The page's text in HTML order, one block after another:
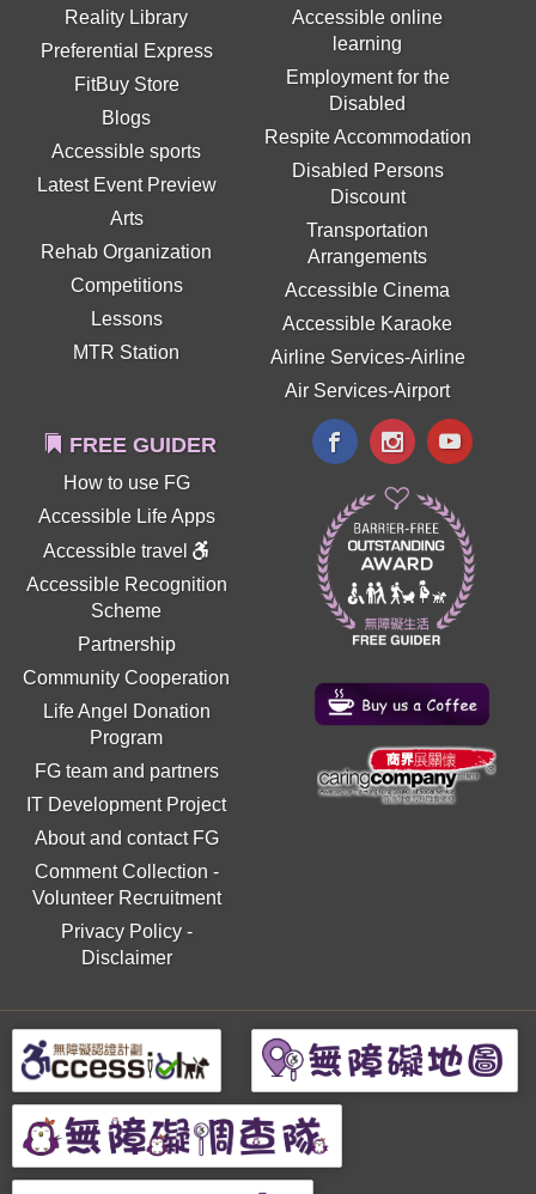
Reality Library
Preferential Express
FitBuy Store
Blogs
Accessible sports
Latest Event Preview
Arts
Rehab Organization
Competitions
Lessons
MTR Station
Accessible online
learning
Employment for the
Disabled
Respite Accommodation
Disabled Persons
Discount
Transportation
Arrangements
Accessible Cinema
Accessible Karaoke
Airline Services-Airline
Air Services-Airport
FREE GUIDER
How to use FG
Accessible Life Apps
Accessible travel
Accessible Recognition
Scheme
Partnership
Community Cooperation
Life Angel Donation
Program
FG team and partners
IT Development Project
About and contact FG
Comment Collection -
Volunteer Recruitment
Privacy Policy-
Disclaimer